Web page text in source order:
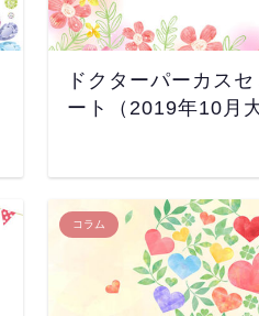
ドクターパーカス
ート（2019年10月
コラム